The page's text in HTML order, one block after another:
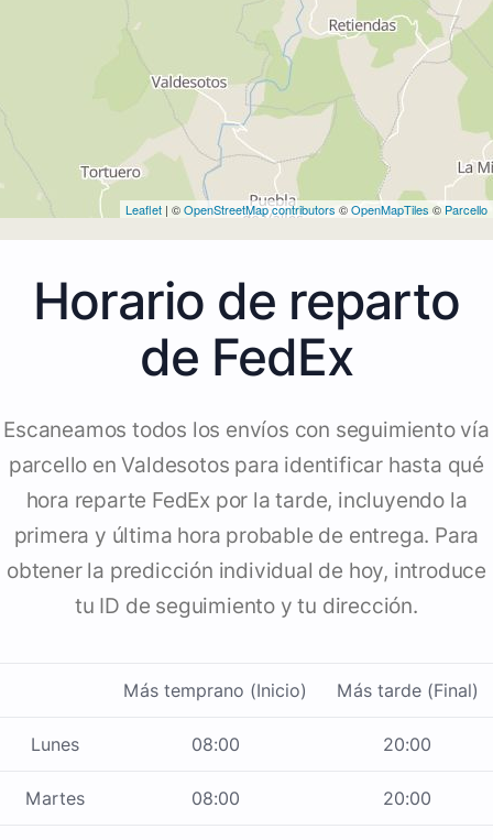
Leaflet | ©OpenStreetMap contributors ©OpenMapTiles © Parcello
Horario de reparto
de FedEx
Escaneamos todos los envíos con seguimiento vía
parcello en Valdesotos para identificar hasta qué
hora reparte FedEx por la tarde, incluyendo la
primera y última hora probable de entrega. Para
obtener la predicción individual de hoy, introduce
tu ID de seguimiento y tu dirección.
Más temprano (Inicio) Más tarde (Final)
Lunes 08:00 20:00
Martes 08:00 20:00